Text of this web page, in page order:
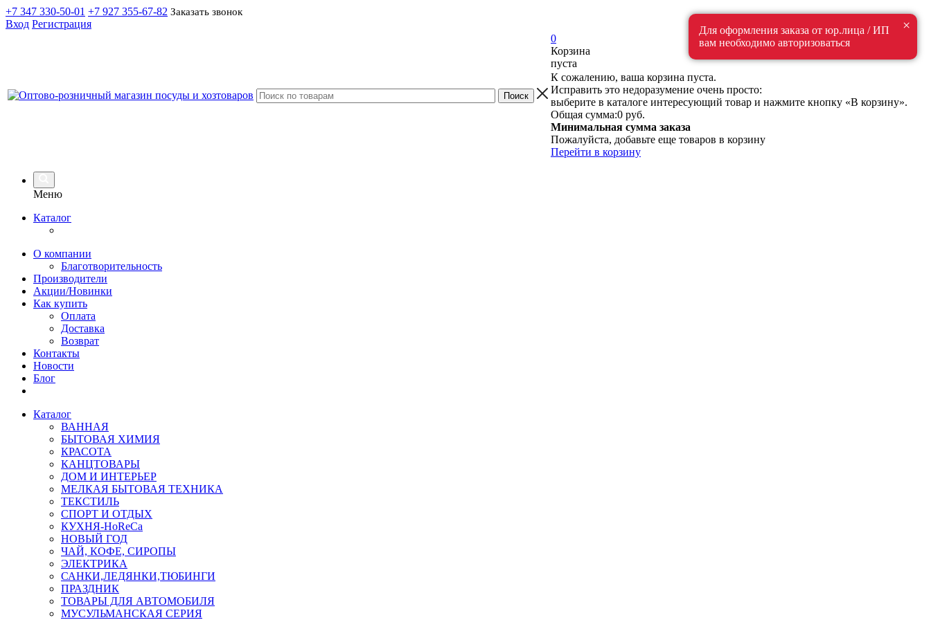
+7 347 330-50-01 +7 927 355-67-82 Заказать звонок
Вход Регистрация
0
Корзина
пуста
К сожалению, ваша корзина пуста.
Исправить это недоразумение очень просто:
выберите в каталоге интересующий товар и нажмите кнопку «В корзину».
Общая сумма:0 руб.
Минимальная сумма заказа
Пожалуйста, добавьте еще товаров в корзину
Перейти в корзину
Меню
Каталог
О компании
Благотворительность
Производители
Акции/Новинки
Как купить
Оплата
Доставка
Возврат
Контакты
Новости
Блог
Каталог
ВАННАЯ
БЫТОВАЯ ХИМИЯ
КРАСОТА
КАНЦТОВАРЫ
ДОМ И ИНТЕРЬЕР
МЕЛКАЯ БЫТОВАЯ ТЕХНИКА
ТЕКСТИЛЬ
СПОРТ И ОТДЫХ
КУХНЯ-HoReCa
НОВЫЙ ГОД
ЧАЙ, КОФЕ, СИРОПЫ
ЭЛЕКТРИКА
САНКИ,ЛЕДЯНКИ,ТЮБИНГИ
ПРАЗДНИК
ТОВАРЫ ДЛЯ АВТОМОБИЛЯ
МУСУЛЬМАНСКАЯ СЕРИЯ
×
Для оформления заказа от юр.лица / ИП
вам необходимо авторизоваться